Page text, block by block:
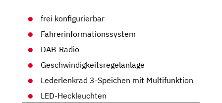
frei konfigurierbar
Fahrerinformationssystem
DAB-Radio
Geschwindigkeitsregelanlage
Lederlenkrad 3-Speichen mit Multifunktion
LED-Heckleuchten